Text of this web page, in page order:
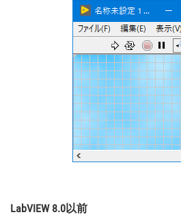
LabVIEW 8.0以前